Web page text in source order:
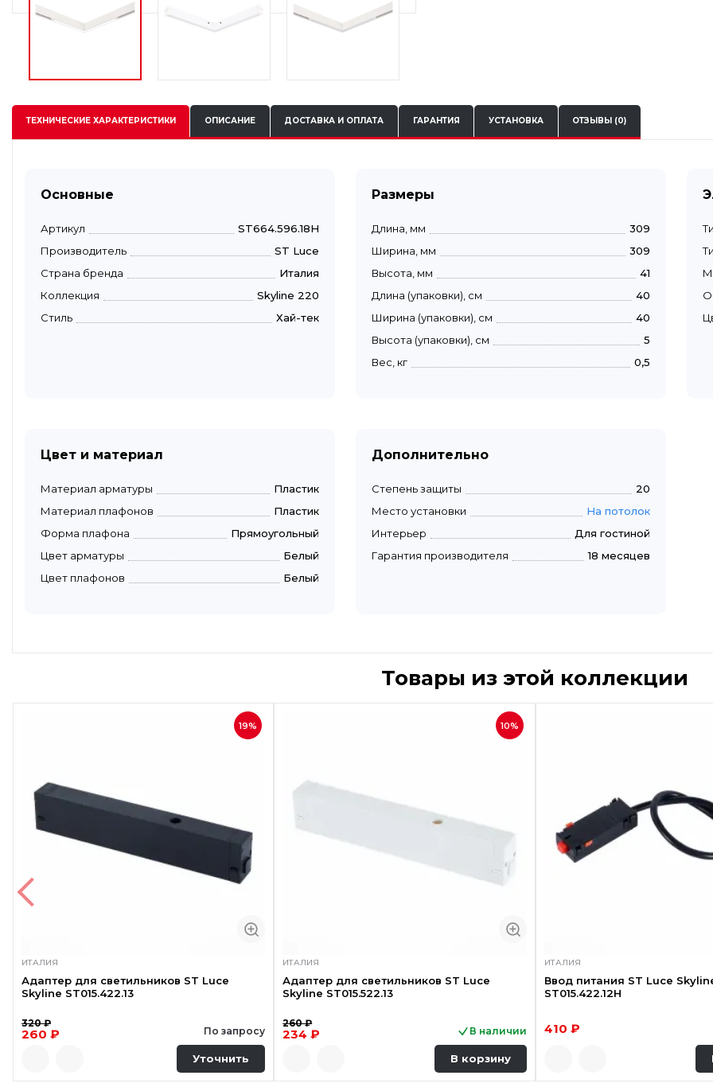
ТЕХНИЧЕСКИЕХАРАКТЕРИСТИКИ ОПИСАНИЕ ДОСТАВКА И ОПЛАТА ГАРАНТИЯ УСТАНОВКА ОТЗЫВЫ (0)
Основные
Артикул
ST664.596.18H
Производитель
ST Luce
Страна бренда
Италия
Коллекция
Skyline 220
Стиль
Хай-тек
Размеры
Длина, мм
309
Ширина, мм
309
Высота, мм
41
Длина (упаковки), см
40
Ширина (упаковки), см
40
Высота (упаковки), см
5
Вес, кг
0,5
Цвет и материал
Материал арматуры
Пластик
Материал плафонов
Пластик
Форма плафона
Прямоугольный
Цвет арматуры
Белый
Цвет плафонов
Белый
Дополнительно
Степень защиты
20
Место установки
На потолок
Интерьер
Для гостиной
Гарантия производителя
18 месяцев
Товары из этой коллекции
19%
ИТАЛИЯ
Адаптер для светильников ST Luce
Skyline ST015.422.13
320 ₽
260 ₽ По запросу
Уточнить
10%
ИТАЛИЯ
Адаптер для светильников ST Luce
Skyline ST015.522.13
260 ₽
234 ₽ В наличии
В корзину
ИТАЛИЯ
Ввод питания ST Luce
ST015.422.12H
410 ₽
Быстрый просмотр Быстрый